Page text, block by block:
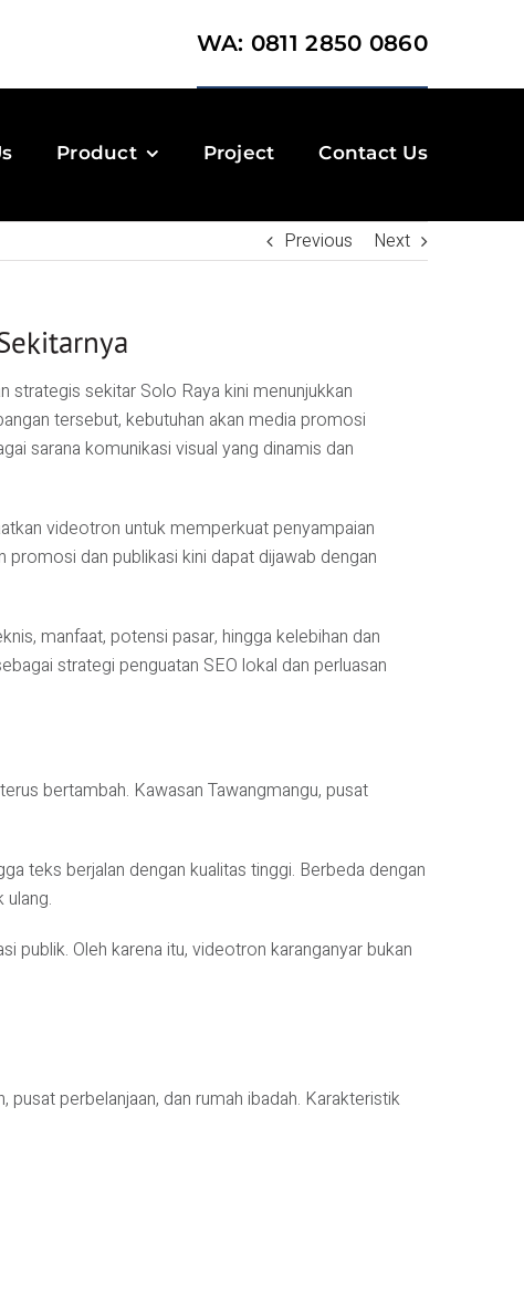
WA: 0811 2850 0860
Product Project Contact Us
Previous Next
strategis sekitar Solo Raya kini menunjukkan
tersebut, kebutuhan akan media promosi
sarana komunikasi visual yang dinamis dan
videotron untuk memperkuat penyampaian
dan publikasi kini dapat dijawab dengan
manfaat, potensi pasar, hingga kelebihan dan
strategi penguatan SEO lokal dan perluasan
bertambah. Kawasan Tawangmangu, pusat
teks berjalan dengan kualitas tinggi. Berbeda dengan
publik. Oleh karena itu, videotron karanganyar bukan
perbelanjaan, dan rumah ibadah. Karakteristik